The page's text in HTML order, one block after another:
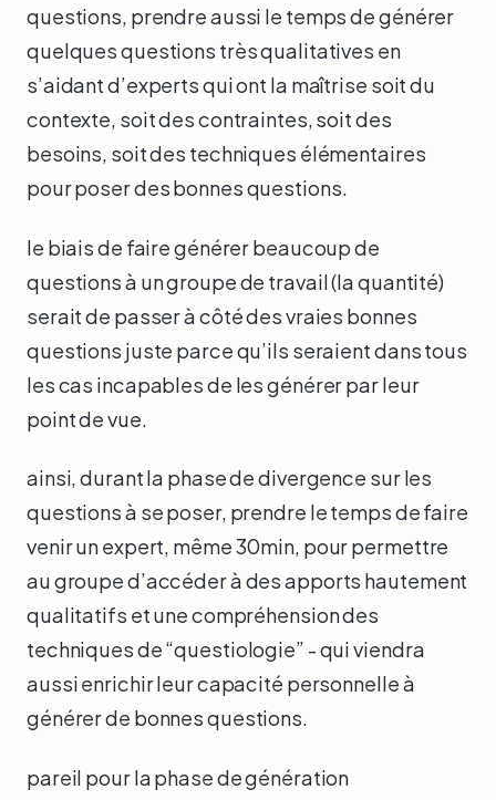
questions, prendre aussi le temps de générer
quelques questions très qualitatives en
s’aidant d’experts qui ont la maîtrise soit du
contexte, soit des contraintes, soit des
besoins, soit des techniques élémentaires
pour poser des bonnes questions.
le biais de faire générer beaucoup de
questions à un groupe de travail (la quantité)
serait de passer à côté des vraies bonnes
questions juste parce qu’ils seraient dans tous
les cas incapables de les générer par leur
point de vue.
ainsi, durant la phase de divergence sur les
questions à se poser, prendre le temps de faire
venir un expert, même 30min, pour permettre
au groupe d’accéder à des apports hautement
qualitatifs et une compréhension des
techniques de “questiologie” - qui viendra
aussi enrichir leur capacité personnelle à
générer de bonnes questions.
pareil pour la phase de génération